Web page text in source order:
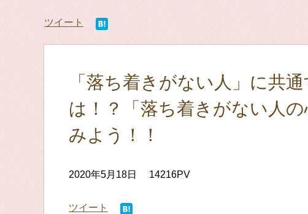
ツイート
「落ち着きがない人」に共
は！？「落ち着きがない人
みよう！！
2020年5月18日 14216PV
ツイート